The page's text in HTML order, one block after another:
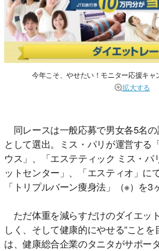
今年こそ、やせたい！モニター応援キャ
拡大する
同レースは一般応募で男女各5名
として選出。ミス・パリが運営する
ウス」、「エステティック ミス・
ットセンター」、「エスティオ」に
「トリプルバーン痩身法」（※）を3
ただ体重を減らすだけのダイエッ
しく、そして健康的にやせる”こと
は、健康総合企業のタニタがサポー